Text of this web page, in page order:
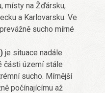
místy na Žďársku,
a Karlovarsku. Ve
sucho mírné
je situace nadále
části území stále
sucho. Mírnější
počínajícímu až